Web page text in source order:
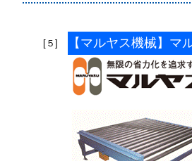
[５] 【マルヤス機械】